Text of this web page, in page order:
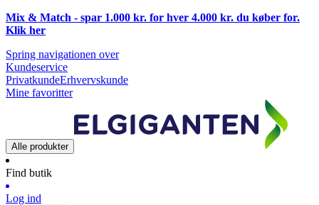
Mix & Match - spar 1.000 kr. for hver 4.000 kr. du køber for.
Klik her
Spring navigationen over
Kundeservice
PrivatkundeErhvervskunde
Mine favoritter
Alle produkter
Find butik
Log ind